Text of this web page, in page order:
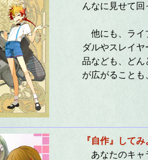
んなに見せて
他にも、ライ
ダルやスレイ
品なども、ど
が広がること
『自作』して
あなたのキャ